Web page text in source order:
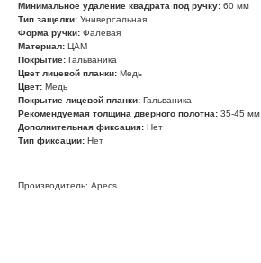
Минимальное удаление квадрата под ручку: 60 мм
Тип защелки: Универсальная
Форма ручки: Фалевая
Материал: ЦАМ
Покрытие: Гальваника
Цвет лицевой планки: Медь
Цвет: Медь
Покрытие лицевой планки: Гальваника
Рекомендуемая толщина дверного полотна: 35-45 мм
Дополнительная фиксация: Нет
Тип фиксации: Нет
Производитель: Apecs